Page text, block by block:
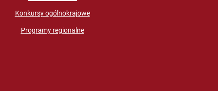
Konkursy ogólnokrajowe
Programy regionalne